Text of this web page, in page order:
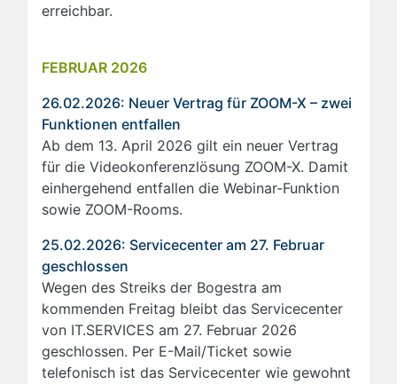
erreichbar.
FEBRUAR 2026
26.02.2026: Neuer Vertrag für ZOOM-X – zwei
Funktionen entfallen
Ab dem 13. April 2026 gilt ein neuer Vertrag
für die Videokonferenzlösung ZOOM-X. Damit
einhergehend entfallen die Webinar-Funktion
sowie ZOOM-Rooms.
25.02.2026: Servicecenter am 27. Februar
geschlossen
Wegen des Streiks der Bogestra am
kommenden Freitag bleibt das Servicecenter
von IT.SERVICES am 27. Februar 2026
geschlossen. Per E-Mail/Ticket sowie
telefonisch ist das Servicecenter wie gewohnt